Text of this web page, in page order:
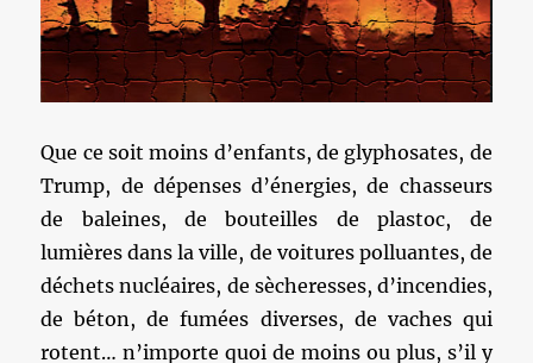
Que ce soit moins d’enfants, de glyphosates, de
Trump, de dépenses d’énergies, de chasseurs
de baleines, de bouteilles de plastoc, de
lumières dans la ville, de voitures polluantes, de
déchets nucléaires, de sècheresses, d’incendies,
de béton, de fumées diverses, de vaches qui
rotent… n’importe quoi de moins ou plus, s’il y